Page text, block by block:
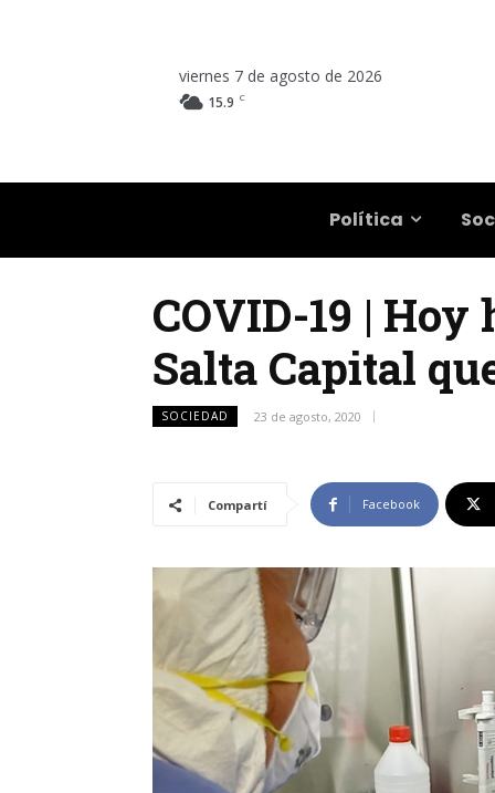
viernes 7 de agosto de 2026
15.9 C
Política
COVID-19 | Hoy
Salta Capital
SOCIEDAD 23 de agosto, 2020
Compartí Facebook